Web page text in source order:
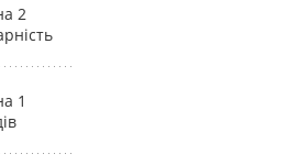
2
1